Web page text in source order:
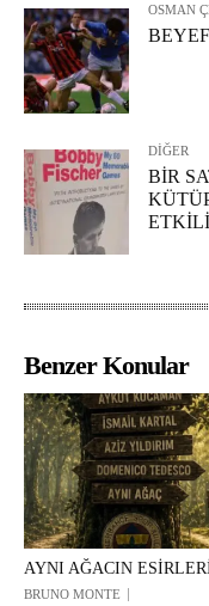
OSMAN
DİĞER
BİR
Benzer Konular
AYNI AĞACIN
BRUNO MONTE